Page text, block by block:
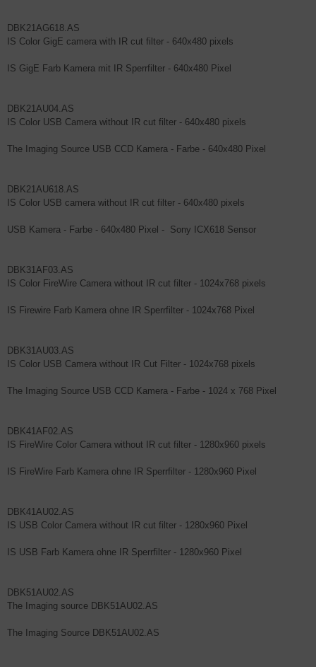
DBK21AG618.AS
IS Color GigE camera with IR cut filter - 640x480 pixels
IS GigE Farb Kamera mit IR Sperrfilter - 640x480 Pixel
DBK21AU04.AS
IS Color USB Camera without IR cut filter - 640x480 pixels
The Imaging Source USB CCD Kamera - Farbe - 640x480 Pixel
DBK21AU618.AS
IS Color USB camera without IR cut filter - 640x480 pixels
USB Kamera - Farbe - 640x480 Pixel - Sony ICX618 Sensor
DBK31AF03.AS
IS Color FireWire Camera without IR cut filter - 1024x768 pixels
IS Firewire Farb Kamera ohne IR Sperrfilter - 1024x768 Pixel
DBK31AU03.AS
IS Color USB Camera without IR Cut Filter - 1024x768 pixels
The Imaging Source USB CCD Kamera - Farbe - 1024 x 768 Pixel
DBK41AF02.AS
IS FireWire Color Camera without IR cut filter - 1280x960 pixels
IS FireWire Farb Kamera ohne IR Sperrfilter - 1280x960 Pixel
DBK41AU02.AS
IS USB Color Camera without IR cut filter - 1280x960 Pixel
IS USB Farb Kamera ohne IR Sperrfilter - 1280x960 Pixel
DBK51AU02.AS
The Imaging source DBK51AU02.AS
The Imaging Source DBK51AU02.AS